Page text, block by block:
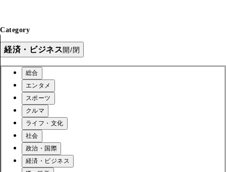
Category
経済・ビジネス開/閉
総合
エンタメ
スポーツ
クルマ
ライフ・文化
社会
政治・国際
経済・ビジネス